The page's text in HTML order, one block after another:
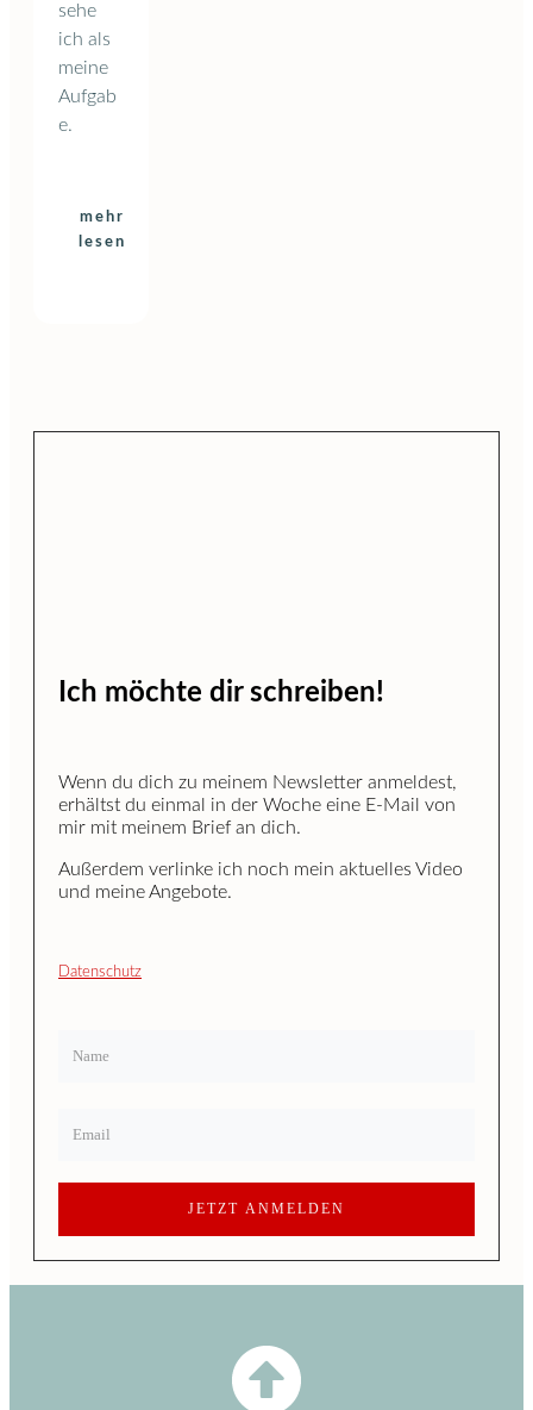
sehe
ich als
meine
Aufgab
e.
mehr
lesen
Ich möchte dir schreiben!
Wenn du dich zu meinem Newsletter anmeldest,
erhältst du einmal in der Woche eine E-Mail von
mir mit meinem Brief an dich.
Außerdem verlinke ich noch mein aktuelles Video
und meine Angebote.
Datenschutz
JETZT ANMELDEN